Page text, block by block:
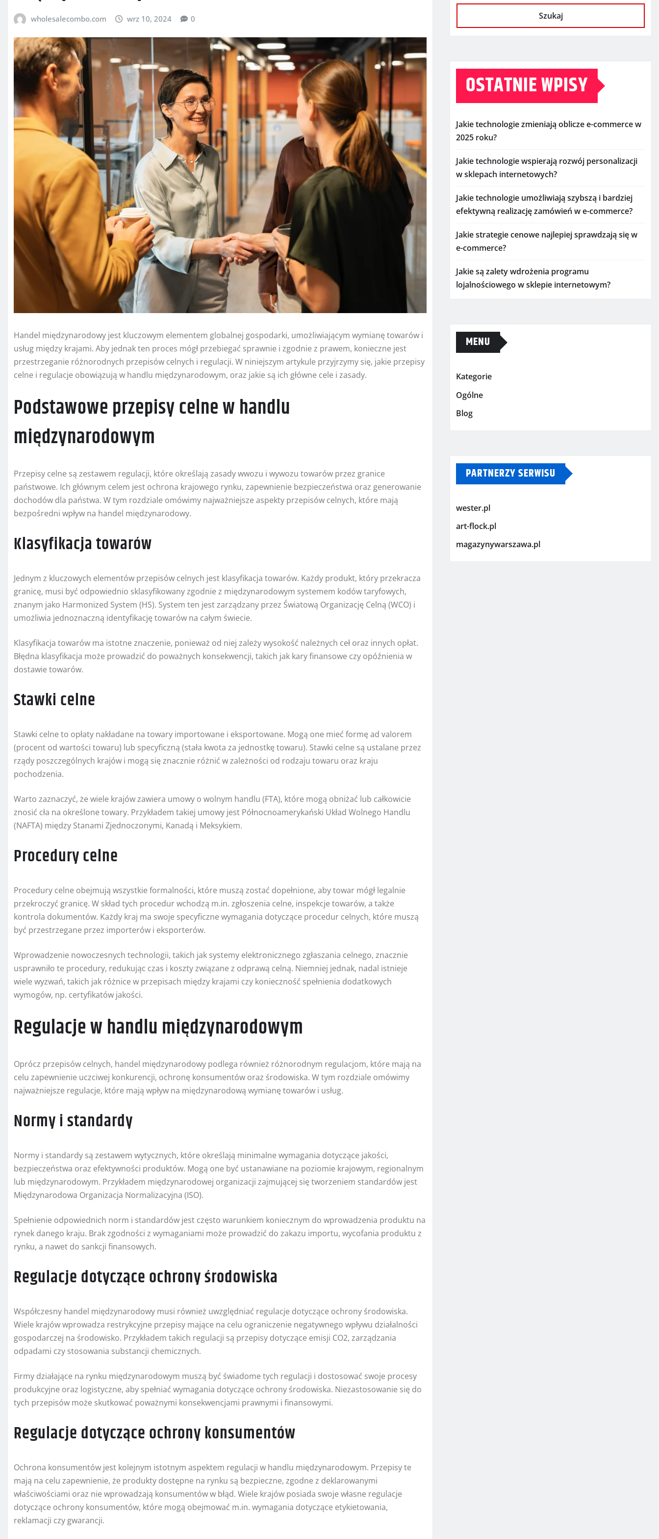
wholesalecombo.com wrz 10, 2024 0
Handel międzynarodowy jest kluczowym elementem globalnej gospodarki, umożliwiającym wymianę towarów i
usług między krajami. Aby jednak ten proces mógł przebiegać sprawnie i zgodnie z prawem, konieczne jest
przestrzeganie różnorodnych przepisów celnych i regulacji. W niniejszym artykule przyjrzymy się, jakie przepisy
celne i regulacje obowiązują w handlu międzynarodowym, oraz jakie są ich główne cele i zasady.
Podstawowe przepisy celne w handlu
międzynarodowym
Przepisy celne są zestawem regulacji, które określają zasady wwozu i wywozu towarów przez granice
państwowe. Ich głównym celem jest ochrona krajowego rynku, zapewnienie bezpieczeństwa oraz generowanie
dochodów dla państwa. W tym rozdziale omówimy najważniejsze aspekty przepisów celnych, które mają
bezpośredni wpływ na handel międzynarodowy.
Klasyfikacja towarów
Jednym z kluczowych elementów przepisów celnych jest klasyfikacja towarów. Każdy produkt, który przekracza
granicę, musi być odpowiednio sklasyfikowany zgodnie z międzynarodowym systemem kodów taryfowych,
znanym jako Harmonized System (HS). System ten jest zarządzany przez Światową Organizację Celną (WCO) i
umożliwia jednoznaczną identyfikację towarów na całym świecie.
Klasyfikacja towarów ma istotne znaczenie, ponieważ od niej zależy wysokość należnych ceł oraz innych opłat.
Błędna klasyfikacja może prowadzić do poważnych konsekwencji, takich jak kary finansowe czy opóźnienia w
dostawie towarów.
Stawki celne
Stawki celne to opłaty nakładane na towary importowane i eksportowane. Mogą one mieć formę ad valorem
(procent od wartości towaru) lub specyficzną (stała kwota za jednostkę towaru). Stawki celne są ustalane przez
rządy poszczególnych krajów i mogą się znacznie różnić w zależności od rodzaju towaru oraz kraju
pochodzenia.
Warto zaznaczyć, że wiele krajów zawiera umowy o wolnym handlu (FTA), które mogą obniżać lub całkowicie
znosić cła na określone towary. Przykładem takiej umowy jest Północnoamerykański Układ Wolnego Handlu
(NAFTA) między Stanami Zjednoczonymi, Kanadą i Meksykiem.
Procedury celne
Procedury celne obejmują wszystkie formalności, które muszą zostać dopełnione, aby towar mógł legalnie
przekroczyć granicę. W skład tych procedur wchodzą m.in. zgłoszenia celne, inspekcje towarów, a także
kontrola dokumentów. Każdy kraj ma swoje specyficzne wymagania dotyczące procedur celnych, które muszą
być przestrzegane przez importerów i eksporterów.
Wprowadzenie nowoczesnych technologii, takich jak systemy elektronicznego zgłaszania celnego, znacznie
usprawniło te procedury, redukując czas i koszty związane z odprawą celną. Niemniej jednak, nadal istnieje
wiele wyzwań, takich jak różnice w przepisach między krajami czy konieczność spełnienia dodatkowych
wymogów, np. certyfikatów jakości.
Regulacje w handlu międzynarodowym
Oprócz przepisów celnych, handel międzynarodowy podlega również różnorodnym regulacjom, które mają na
celu zapewnienie uczciwej konkurencji, ochronę konsumentów oraz środowiska. W tym rozdziale omówimy
najważniejsze regulacje, które mają wpływ na międzynarodową wymianę towarów i usług.
Normy i standardy
Normy i standardy są zestawem wytycznych, które określają minimalne wymagania dotyczące jakości,
bezpieczeństwa oraz efektywności produktów. Mogą one być ustanawiane na poziomie krajowym, regionalnym
lub międzynarodowym. Przykładem międzynarodowej organizacji zajmującej się tworzeniem standardów jest
Międzynarodowa Organizacja Normalizacyjna (ISO).
Spełnienie odpowiednich norm i standardów jest często warunkiem koniecznym do wprowadzenia produktu na
rynek danego kraju. Brak zgodności z wymaganiami może prowadzić do zakazu importu, wycofania produktu z
rynku, a nawet do sankcji finansowych.
Regulacje dotyczące ochrony środowiska
Współczesny handel międzynarodowy musi również uwzględniać regulacje dotyczące ochrony środowiska.
Wiele krajów wprowadza restrykcyjne przepisy mające na celu ograniczenie negatywnego wpływu działalności
gospodarczej na środowisko. Przykładem takich regulacji są przepisy dotyczące emisji CO2, zarządzania
odpadami czy stosowania substancji chemicznych.
Firmy działające na rynku międzynarodowym muszą być świadome tych regulacji i dostosować swoje procesy
produkcyjne oraz logistyczne, aby spełniać wymagania dotyczące ochrony środowiska. Niezastosowanie się do
tych przepisów może skutkować poważnymi konsekwencjami prawnymi i finansowymi.
Regulacje dotyczące ochrony konsumentów
Ochrona konsumentów jest kolejnym istotnym aspektem regulacji w handlu międzynarodowym. Przepisy te
mają na celu zapewnienie, że produkty dostępne na rynku są bezpieczne, zgodne z deklarowanymi
właściwościami oraz nie wprowadzają konsumentów w błąd. Wiele krajów posiada swoje własne regulacje
dotyczące ochrony konsumentów, które mogą obejmować m.in. wymagania dotyczące etykietowania,
reklamacji czy gwarancji.
Szukaj
OSTATNIE WPISY
Jakie technologie zmieniają oblicze e-commerce w
2025 roku?
Jakie technologie wspierają rozwój personalizacji
w sklepach internetowych?
Jakie technologie umożliwiają szybszą i bardziej
efektywną realizację zamówień w e-commerce?
Jakie strategie cenowe najlepiej sprawdzają się w
e-commerce?
Jakie są zalety wdrożenia programu
lojalnościowego w sklepie internetowym?
MENU
Kategorie
Ogólne
Blog
PARTNERZY SERWISU
wester.pl
art-flock.pl
magazynywarszawa.pl